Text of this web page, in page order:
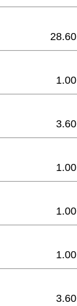
28.60
1.00
3.60
1.00
1.00
1.00
3.60